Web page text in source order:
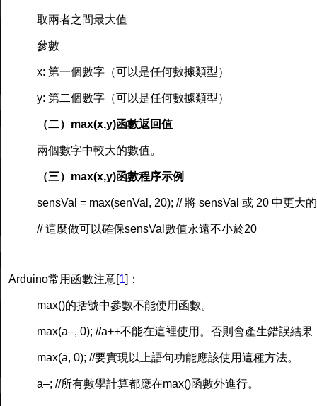
取兩者之間最大值
參數
x: 第一個數字（可以是任何數據類型）
y: 第二個數字（可以是任何數據類型）
（二）max(x,y)函數返回值
兩個數字中較大的數值。
（三）max(x,y)函數程序示例
sensVal = max(senVal, 20); // 將 sensVal 或 20 中更大
// 這麼做可以確保sensVal數值永遠不小於20
Arduino常用函數注意[1]：
max()的括號中參數不能使用函數。
max(a–, 0); //a++不能在這裡使用。否則會產生錯誤結果
max(a, 0); //要實現以上語句功能應該使用這種方法。
a–; //所有數學計算都應在max()函數外進行。